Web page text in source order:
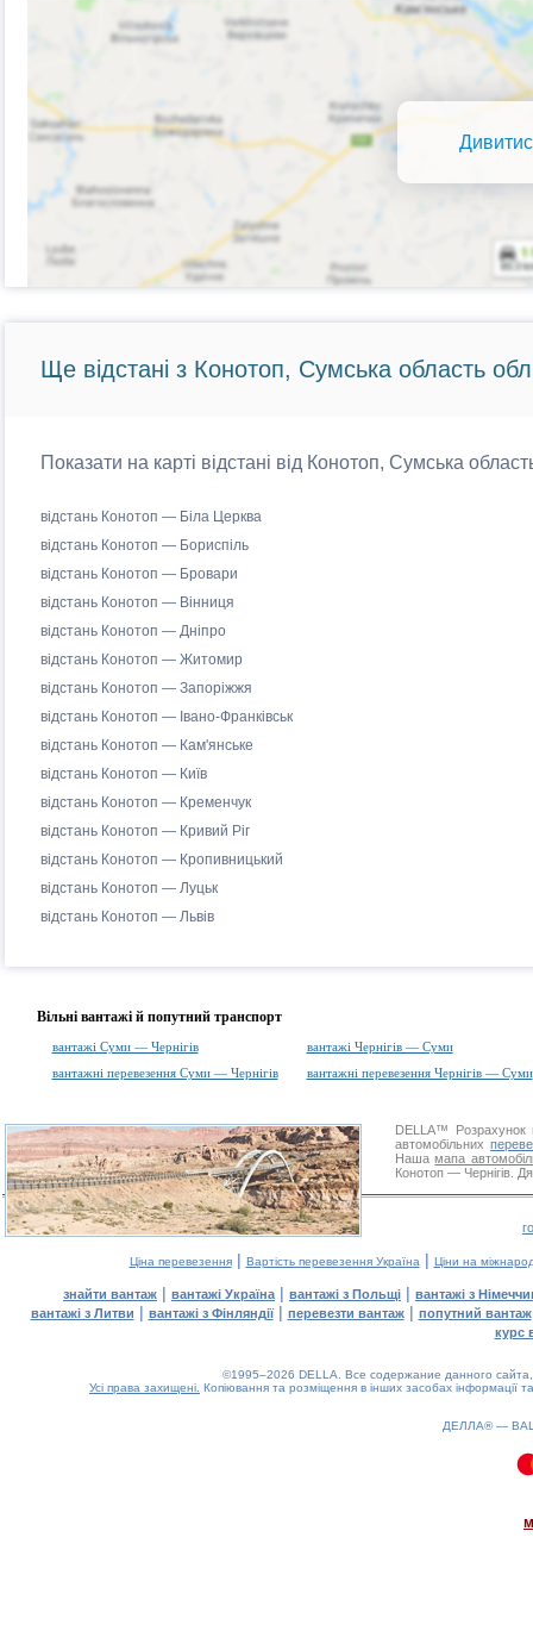
Ще відстані з Конотоп, Сумська область
Показати на карті відстані від Конотоп, Сумська
відстань Конотоп — Біла Церква
відстань Конотоп — Бориспіль
відстань Конотоп — Бровари
відстань Конотоп — Вінниця
відстань Конотоп — Дніпро
відстань Конотоп — Житомир
відстань Конотоп — Запоріжжя
відстань Конотоп — Івано-Франківськ
відстань Конотоп — Кам'янське
відстань Конотоп — Київ
відстань Конотоп — Кременчук
відстань Конотоп — Кривий Ріг
відстань Конотоп — Кропивницький
відстань Конотоп — Луцьк
відстань Конотоп — Львів
Вільні вантажі й попутний транспорт
вантажі Суми — Чернігів
вантажі Чернігів — Суми
вантажні перевезення Суми — Чернігів
вантажні перевезення Чернігів — Суми
DELLA™
Розрахунок
автомобільних
Нашамапа
Конотоп — Чернігів.
Ціна перевезення| Вартість перевезення Україна | Ціни на
знайти вантаж | вантажі Україна | вантажі з Польщі | вантажі з
вантажі з Литви | вантажі з Фінляндії| перевезти вантаж| попутний вантаж
курс
©1995–2026 DELLA. Все содержание данного
Усі права захищені. Копіювання та розміщення в інших засобах інформації
ДЕЛЛА® —